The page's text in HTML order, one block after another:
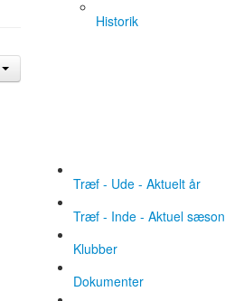
Historik
Træf - Ude - Aktuelt år
Træf - Inde - Aktuel sæson
Klubber
Dokumenter